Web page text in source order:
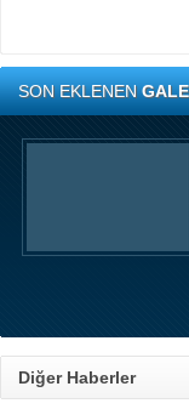
SON EKLENEN
Diğer Haberler